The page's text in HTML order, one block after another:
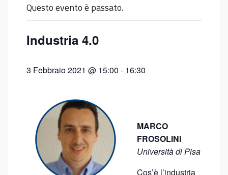
Questo evento è passato.
Industria 4.0
3 Febbraio 2021 @ 15:00 - 16:30
MARCO
FROSOLINI
Università di Pisa
Cos’è l’industria